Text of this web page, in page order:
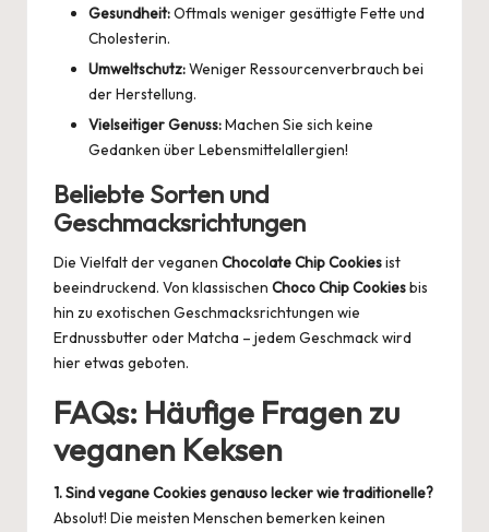
Gesundheit:Oftmals weniger gesättigte Fette und
Cholesterin.
Umweltschutz:Weniger Ressourcenverbrauch bei
der Herstellung.
Vielseitiger Genuss:Machen Sie sich keine
Gedanken über Lebensmittelallergien!
Beliebte Sorten und
Geschmacksrichtungen
Die Vielfalt der veganen Chocolate Chip Cookiesist
beeindruckend. Von klassischen Choco Chip Cookiesbis
hin zu exotischen Geschmacksrichtungen wie
Erdnussbutter oder Matcha – jedem Geschmack wird
hier etwas geboten.
FAQs: Häufige Fragen zu
veganen Keksen
1. Sind vegane Cookies genauso lecker wie traditionelle?
Absolut! Die meisten Menschen bemerken keinen